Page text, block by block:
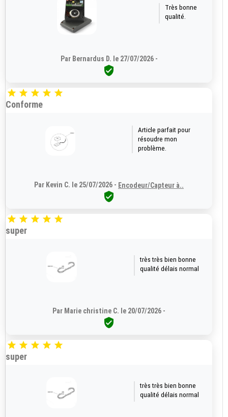
Très bonne
qualité.
Par Bernardus D. le 27/07/2026 -

    
Conforme
Article parfait pour
résoudre mon
problème.
Par Kevin C. le 25/07/2026 - Encodeur/Capteur à..

    
super
très très bien bonne
qualité délais normal
Par Marie christine C. le 20/07/2026 -

    
super
très très bien bonne
qualité délais normal